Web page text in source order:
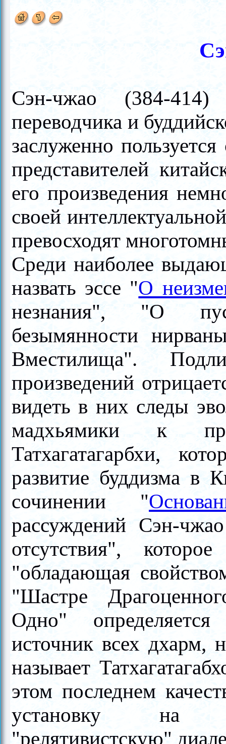
Сэн-чжао (384-
переводчика и
заслуженно
представителей
его произведения
своей
превосходят
Среди наиболее
назвать эссе "О
незнания", "О
безымянности
Вместилища".
произведений
видеть в них следы
мадхьямики к
Татхагатагарбхи,
развитие буддизма в
сочинении "
рассуждений Сэн-
отсутствия",
"обладающая
"Шастре
Одно"
источник всех дхарм,
называет
этом последнем
установку на
"релятивистскую"